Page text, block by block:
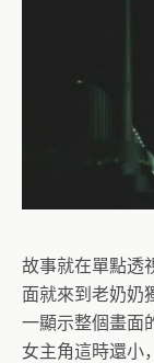
故事就在單點透
面就來到老奶奶
一顯示整個畫面
女主角這時還小